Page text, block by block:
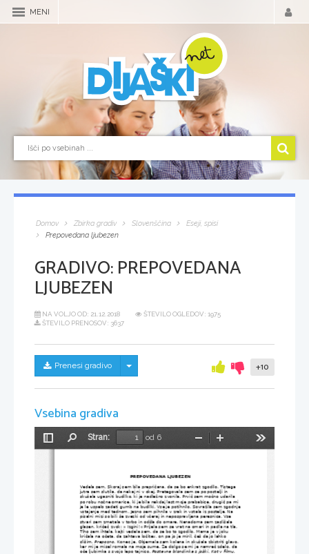
MENI
Domov Zbirka gradiv Slovenščina
Eseji, spisi
Prepovedana ljubezen
GRADIVO:PREPOVEDANA
LJUBEZEN
NA VOLJO OD: 21.12.2018
ŠTEVILO OGLEDOV: 1975
ŠTEVILO PRENOSOV: 3637
Prenesi gradivo Skrij/prikaži meni +10
Vsebina gradiva
Preklopi
Stran:
od 6
Pomanjšaj
PREPOVEDANA LJUBEZEN
Vedela sem. Skoraj sem bila prepričana, da se bo enkrat zgodilo. Tistega
jutra sem slutila, da nekaj ni v okej. Pretegovala sem se po postelji in
skušala ugasniti budilko, ki je nadležno zvonila. Prvič sem močno udarila
po robu nočne omarice, ki je bila nekdaj last moje prababice, drugič pa mi
je le uspelo zadeti gumb na budilki. Vse je potihnilo. Sovražila sem zgodnje
vstajanje med tednom. Jezno sem pihnila v zrak in vstala iz postelje. Na
pisalni mizi so bili še zvezki od včeraj in nepospravljena peresnica. Vse
stvari sem zmetala v torbo in odšla do omare. Nenadoma sem zaslišala
glasen, kričeč zvok: » Izgini!« Prijela sem se vrat na omari in padla na tla.
Tiho sem ihtela, kajti vedela sem, da se bo to zgodilo. Mama je v joku
kričala na očeta, da zahteva ločitev, on pa jo je miril, češ da jo lahko
slišim. Prepozno. Konec je. Objemala sem kolena in skušala zbistriti glavo,
ker mi je misel romala na moje sume. Že dolgo se mi je namreč zdelo, da
oče ljubimka s svojo lepo tajnico. Postavna blondinka z joški. Kot v filmu.